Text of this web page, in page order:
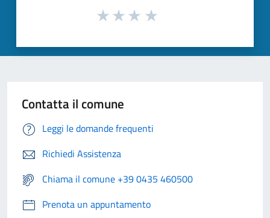
Contatta il comune
Leggi le domande frequenti
Richiedi Assistenza
Chiama il comune +39 0435 460500
Prenota un appuntamento